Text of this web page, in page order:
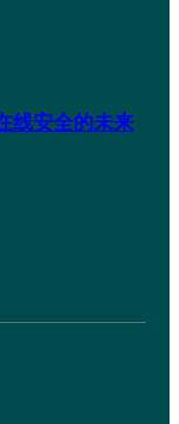
线安全的未来